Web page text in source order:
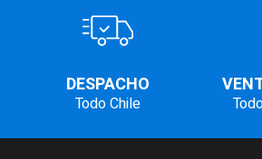
DESPACHO
Todo Chile